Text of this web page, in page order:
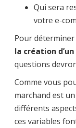
Qui sera
votre e-
Pour
la création
questions
Comme vous
marchand est
différents
ces variables